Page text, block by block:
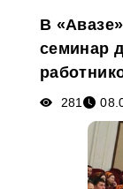
Медиа
Афиша
В
семинар
281